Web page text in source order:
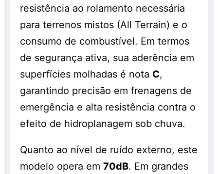
resistência ao rolamento necessária
para terrenos mistos (All Terrain) e o
consumo de combustível. Em termos
de segurança ativa, sua aderência em
superfícies molhadas é nota C,
garantindo precisão em frenagens de
emergência e alta resistência contra o
efeito de hidroplanagem sob chuva.
Quanto ao nível de ruído externo, este
modelo opera em70dB. Em grandes